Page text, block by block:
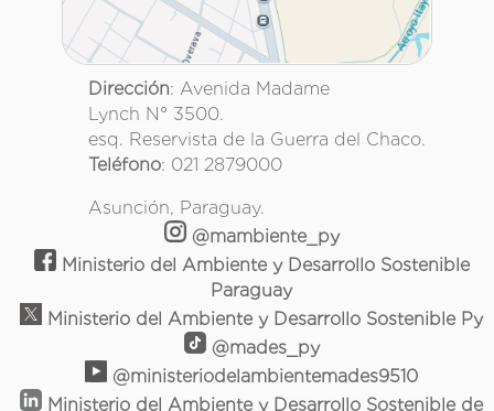
Dirección: Avenida Madame
Lynch N° 3500.
esq. Reservista de la Guerra del Chaco.
Teléfono: 021 2879000
Asunción, Paraguay.
@mambiente_py
Ministerio del Ambiente y Desarrollo Sostenible
Paraguay
Ministerio del Ambiente y Desarrollo Sostenible Py
@mades_py
@ministeriodelambientemades9510
Ministerio del Ambiente y Desarrollo Sostenible de